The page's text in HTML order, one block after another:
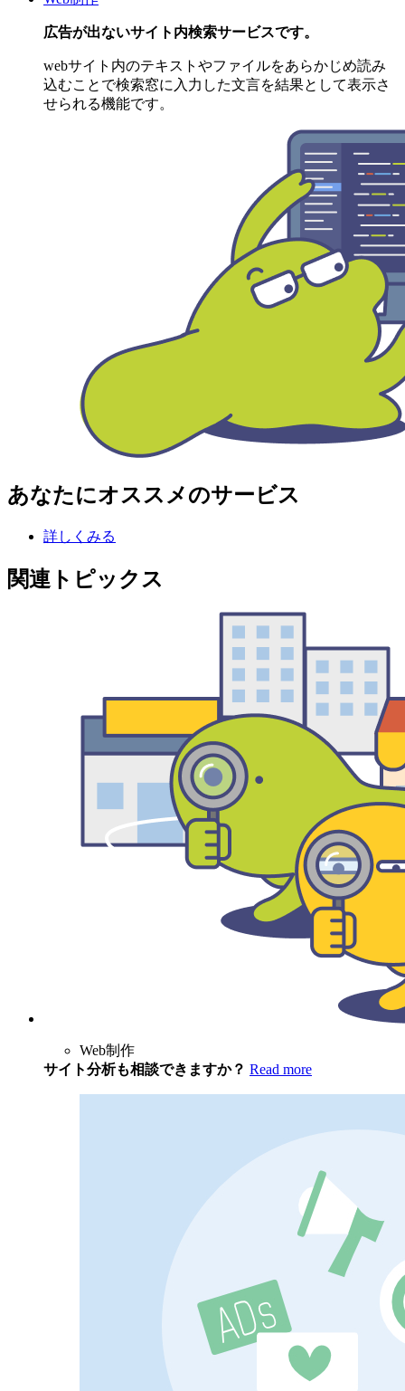
広告が出ないサイト内検索サービスです。
webサイト内のテキストやファイルをあらかじめ読み
込むことで検索窓に入力した文言を結果として表示さ
せられる機能です。
あなたにオススメのサービス
詳しくみる
関連トピックス
Web制作
サイト分析も相談できますか？ Read more